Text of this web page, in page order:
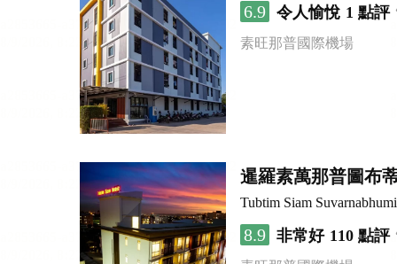
6.9 令人愉悅 1 點評
素旺那普國際機場
暹羅素萬那普圖布
Tubtim Siam
8.9 非常好 110 點評